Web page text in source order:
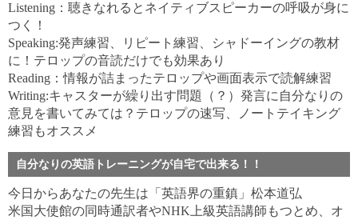
Listening：聴きなれるとネイティブスピーカーの呼吸が身に
つく！
Speaking:発声練習、リピート練習、シャドーイングの教材
に！テロップの音読だけでも効果あり
Reading：情報が詰まったテロップや画面表示で読解練習
Writing:キャスターが繰り出す問題（？）発言に自分なりの
意見を書いてみては？テロップの速写、ノートテイキング
練習もオススメ
自分なりの英語トレーニングが自宅で出来る！！
今日からあなたの先生は「英語界の重鎮」松本道弘
米国大使館の同時通訳者やNHK上級英語講師もつとめ、オ